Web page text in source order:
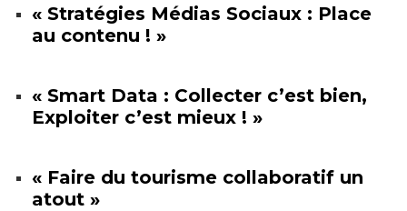
« Stratégies Médias Sociaux : Place
au contenu ! »
« Smart Data : Collecter c’est bien,
Exploiter c’est mieux ! »
« Faire du tourisme collaboratif un
atout »